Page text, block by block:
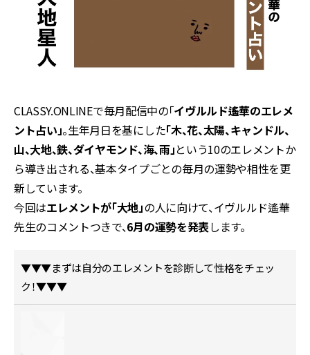
CLASSY.ONLINEで毎月配信中の「イヴルルド遙華のエレメ
ント占い」。生年月日を基にした「木、花、太陽、キャンドル、
山、大地、鉄、ダイヤモンド、海、雨」という10のエレメントか
ら導き出される、基本タイプごとの毎月の運勢や相性を更
新しています。
今回はエレメントが「大地」の人に向けて、イヴルルド遙華
先生のコメントつきで、6月の運勢を発表します。
▼▼▼まずは自分のエレメントを診断して性格をチェッ
ク！▼▼▼